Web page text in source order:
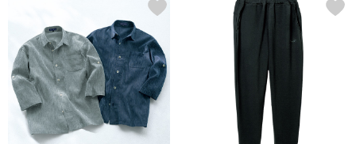
セイコー〉マウリッツハイス美術館公認フェ
ルメールオマージュウオッチ
ランド
傘／日傘
その他
和装